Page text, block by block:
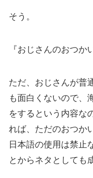
そう。
『おじさんのおつか
ただ、おじさんが普
も面白くないので、
をする という内容な
れば、ただのおつか
日本語の使用は禁止
とからネタとしても